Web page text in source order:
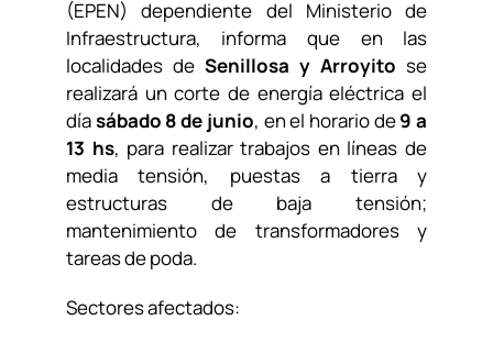
(EPEN) dependiente del Ministerio de
Infraestructura, informa que en las
localidades de Senillosa y Arroyito se
realizará un corte de energía eléctrica el
díasábado 8 de junio, en el horario de9 a
13 hs, para realizar trabajos en líneas de
media tensión, puestas a tierra y
estructuras de baja tensión;
mantenimiento de transformadores y
tareas de poda.
Sectores afectados: